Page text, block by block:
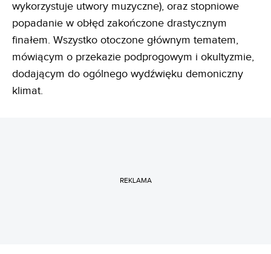
wykorzystuje utwory muzyczne), oraz stopniowe
popadanie w obłęd zakończone drastycznym
finałem. Wszystko otoczone głównym tematem,
mówiącym o przekazie podprogowym i okultyzmie,
dodającym do ogólnego wydźwięku demoniczny
klimat.
REKLAMA